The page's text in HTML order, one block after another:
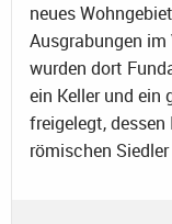
neues
Ausgrabungen
wurden dort
ein Keller und ein
freigelegt,
römischen